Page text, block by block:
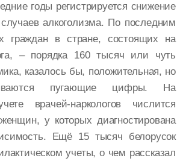
годы регистрируется снижение
алкоголизма. По последним
граждан в стране, состоящих на
– порядка 160 тысяч или чуть
казалось бы, положительная, но
пугающие цифры. На
врачей-наркологов числится
у которых диагностирована
Ещё 15 тысяч белорусок
учеты, о чем рассказал